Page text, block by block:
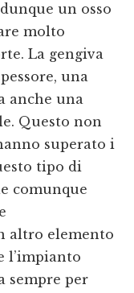
un osso
molto
La gengiva
una
anche una
Questo non
superato i
tipo di
comunque
altro elemento
l’impianto
sempre per